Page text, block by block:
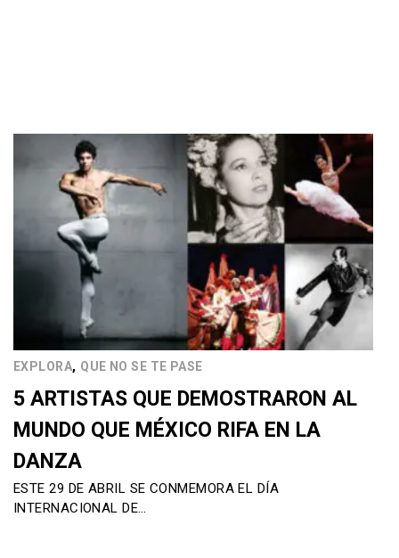
EXPLORA, QUE NO SE TE PASE
5 ARTISTAS QUE DEMOSTRARON AL
MUNDO QUE MÉXICO RIFA EN LA
DANZA
ESTE 29 DE ABRIL SE CONMEMORA EL DÍA
INTERNACIONAL DE…